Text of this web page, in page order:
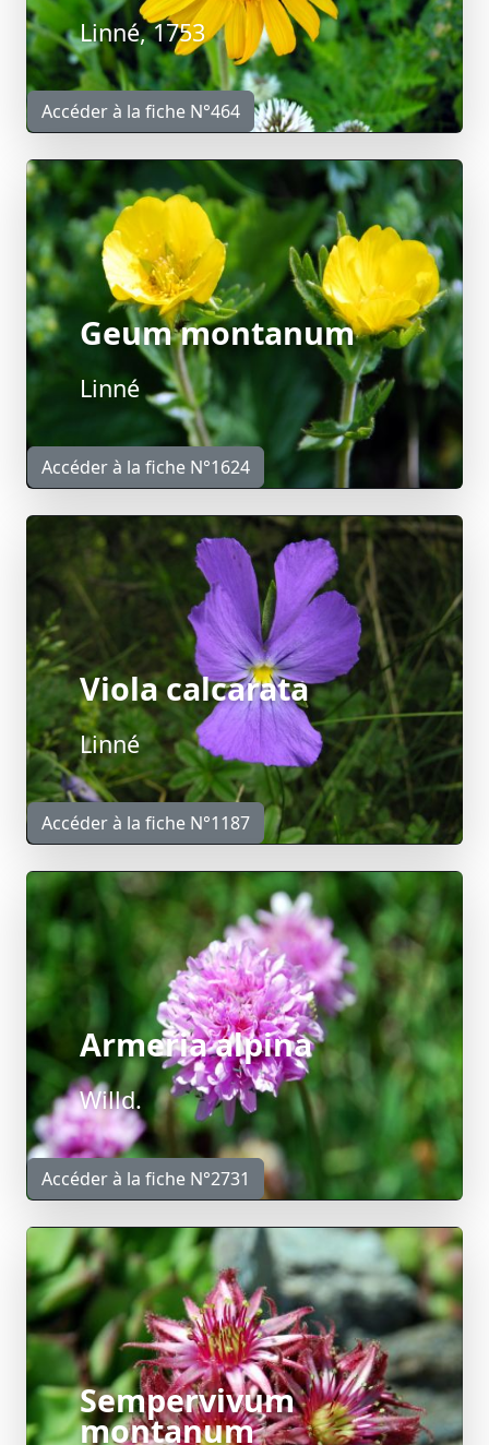
Linné, 1753
Accéder à la fiche N°464
Geum montanum
Linné
Accéder à la fiche N°1624
Viola calcarata
Linné
Accéder à la fiche N°1187
Armeria alpina
Willd.
Accéder à la fiche N°2731
Sempervivum
montanum